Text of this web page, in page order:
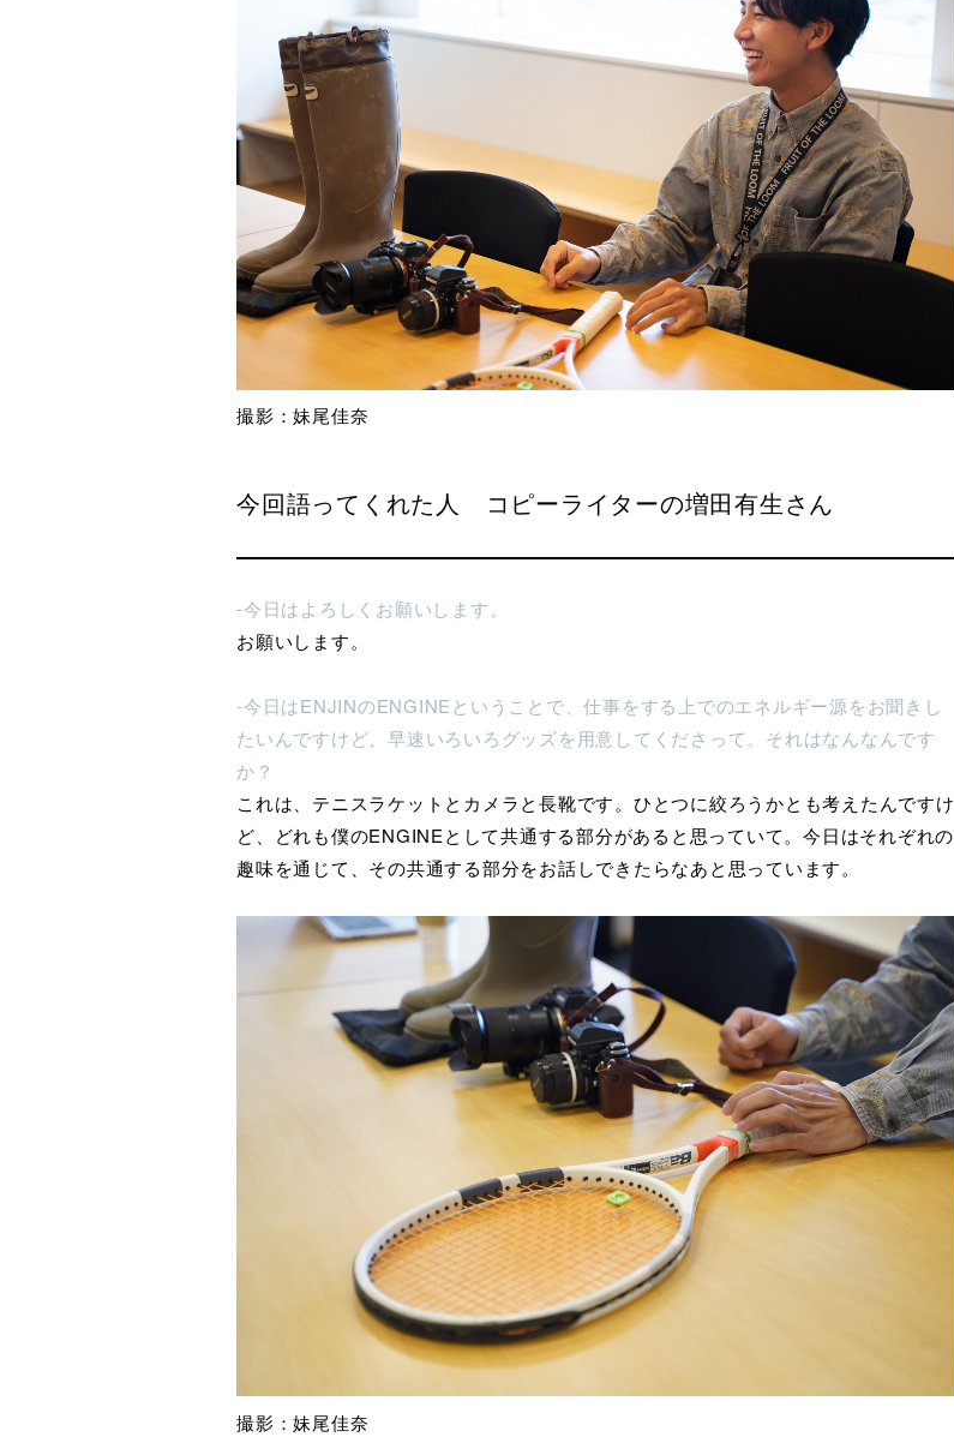
撮影：妹尾佳奈
今回語ってくれた人 コピーライターの増田有生さん
-今日はよろしくお願いします。
お願いします。
-今日はENJINのENGINEということで、仕事をする上でのエネルギー源をお聞きし
たいんですけど、早速いろいろグッズを用意してくださって。それはなんなんです
か？
これは、テニスラケットとカメラと長靴です。ひとつに絞ろうかとも考えたんですけ
ど、どれも僕のENGINEとして共通する部分があると思っていて。今日はそれぞれの
趣味を通じて、その共通する部分をお話しできたらなあと思っています。
撮影：妹尾佳奈